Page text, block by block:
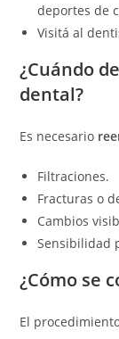
deportes de
Visitá al
¿Cuándo
dental?
Es necesario
Filtraciones.
Fracturas o
Cambios
Sensibilidad
¿Cómo se
El